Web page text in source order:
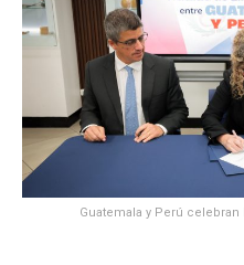
Guatemala y Perú